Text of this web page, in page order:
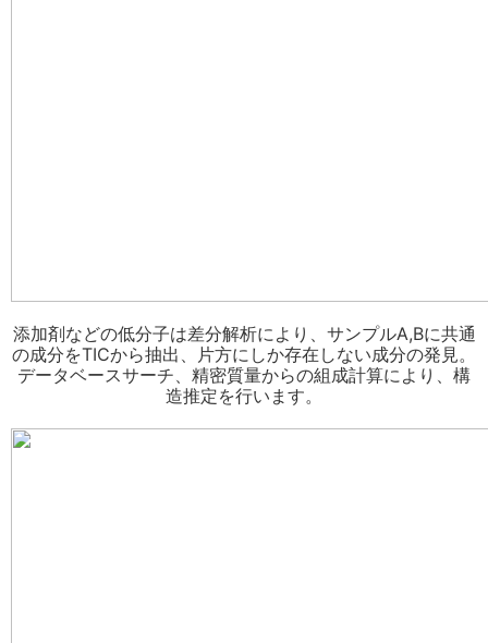
添加剤などの低分子は差分解析により、サンプルA,Bに共通
の成分をTICから抽出、片方にしか存在しない成分の発見。
データベースサーチ、精密質量からの組成計算により、構
造推定を行います。